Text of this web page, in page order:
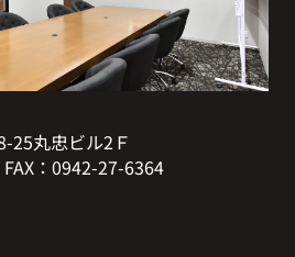
25丸忠ビル2Ｆ
：0942-27-6364